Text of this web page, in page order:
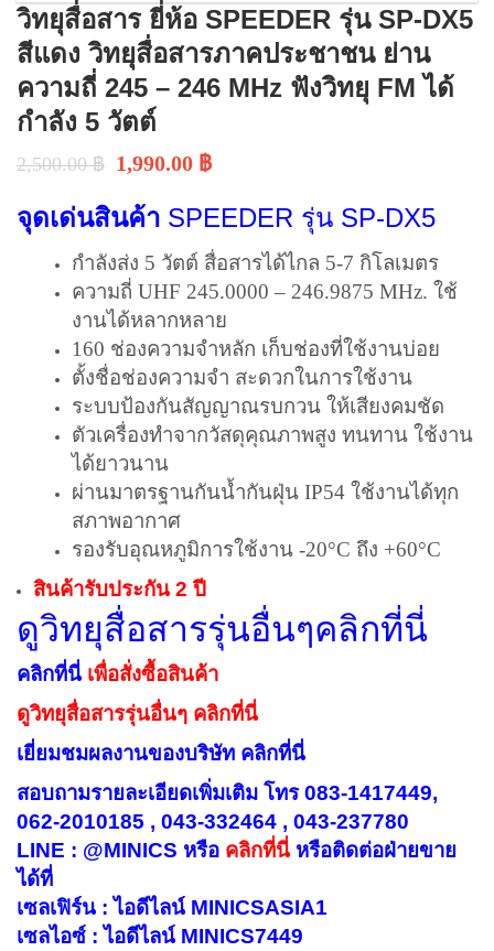
วิทยุสื่อสาร ยี่ห้อ SPEEDER รุ่น SP-DX5
สีแดง วิทยุสื่อสารภาคประชาชน ย่าน
ความถี่ 245 – 246 MHz ฟังวิทยุ FM ได้
กำลัง 5 วัตต์
2,500.00฿ 1,990.00 ฿
จุดเด่นสินค้า SPEEDER รุ่น SP-DX5
กำลังส่ง 5 วัตต์ สื่อสารได้ไกล 5-7 กิโลเมตร
ความถี่ UHF 245.0000 – 246.9875 MHz. ใช้
งานได้หลากหลาย
160 ช่องความจำหลัก เก็บช่องที่ใช้งานบ่อย
ตั้งชื่อช่องความจำ สะดวกในการใช้งาน
ระบบป้องกันสัญญาณรบกวน ให้เสียงคมชัด
ตัวเครื่องทำจากวัสดุคุณภาพสูง ทนทาน ใช้งาน
ได้ยาวนาน
ผ่านมาตรฐานกันน้ำกันฝุ่น IP54 ใช้งานได้ทุก
สภาพอากาศ
รองรับอุณหภูมิการใช้งาน -20°C ถึง +60°C
สินค้ารับประกัน 2 ปี
ดูวิทยุสื่อสารรุ่นอื่นๆคลิกที่นี่
คลิกที่นี่ เพื่อสั่งซื้อสินค้า
ดูวิทยุสื่อสารรุ่นอื่นๆ คลิกที่นี่
เยี่ยมชมผลงานของบริษัท คลิกที่นี่
สอบถามรายละเอียดเพิ่มเติม โทร 083-1417449,
062-2010185 , 043-332464 , 043-237780
LINE : @MINICS หรือ คลิกที่นี่ หรือติดต่อฝ่ายขาย
ได้ที่
เซลเฟิร์น : ไอดีไลน์ MINICSASIA1
เซลไอซ์ : ไอดีไลน์ MINICS7449